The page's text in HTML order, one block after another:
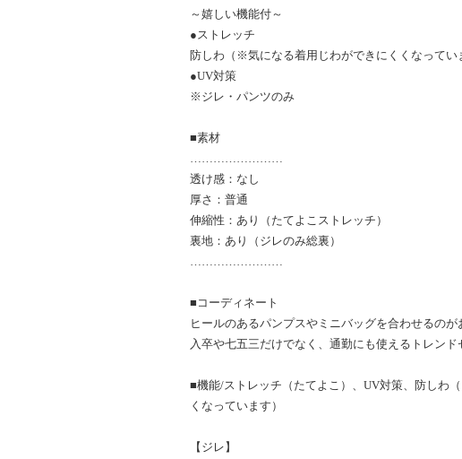
～嬉しい機能付～
●ストレッチ
防しわ（※気になる着用じわができにくくなってい
●UV対策
※ジレ・パンツのみ
■素材
透け感：なし
厚さ：普通
伸縮性：あり（たてよこストレッチ）
裏地：あり（ジレのみ総裏）
■コーディネート
ヒールのあるパンプスやミニバッグを合わせるのが
入卒や七五三だけでなく、通勤にも使えるトレンド
■機能/ストレッチ（たてよこ）、UV対策、防しわ
くなっています）
【ジレ】